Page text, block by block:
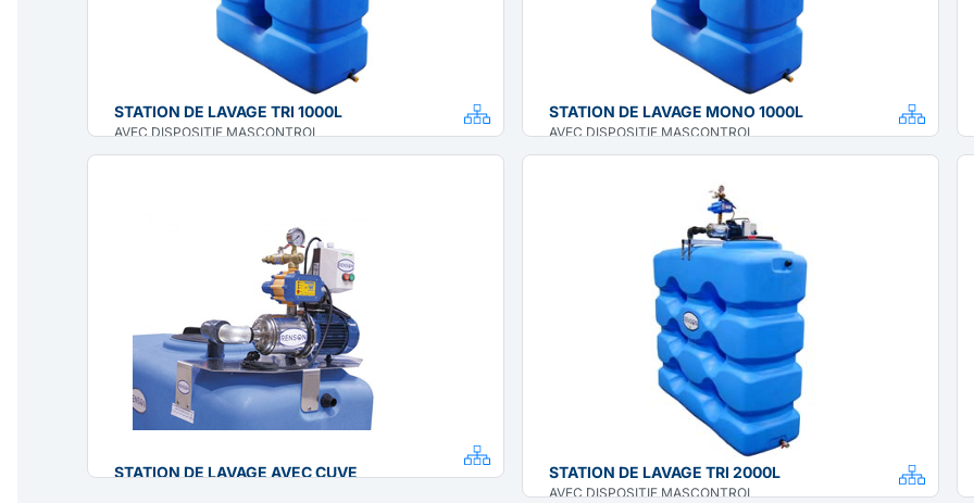
STATION DE LAVAGE TRI 1000L
AVEC DISPOSITIF MASCONTROL
STATION DE LAVAGE MONO 1000L
AVEC DISPOSITIF MASCONTROL
STATION DE LAVAGE AVEC CUVE STATION DE LAVAGE TRI 2000L
AVEC DISPOSITIF MASCONTROL